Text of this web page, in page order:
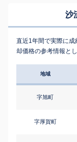
沙
直近1年間で実際に
却価格の参考情報と
地域
字旭町
字厚賀町